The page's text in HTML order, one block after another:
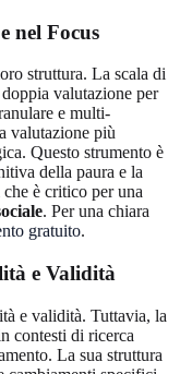
nel Focus
struttura. La scala di
valutazione per
e multi-
valutazione più
Questo strumento è
della paura e la
è critico per una
. Per una chiara
gratuito.
e Validità
e validità. Tuttavia, la
contesti di ricerca
La sua struttura